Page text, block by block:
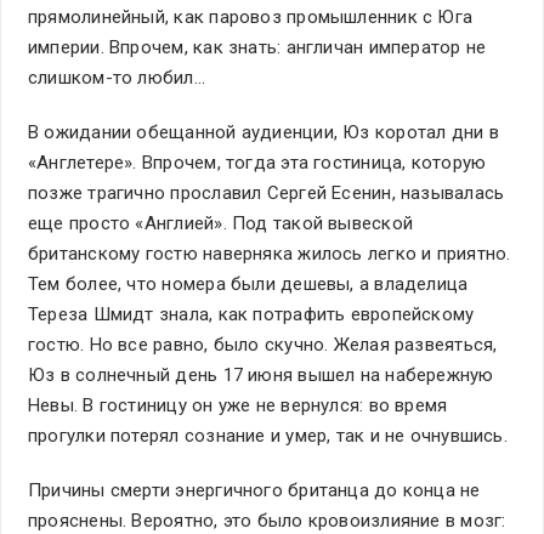
прямолинейный, как паровоз промышленник с Юга
империи. Впрочем, как знать: англичан император не
слишком-то любил…
В ожидании обещанной аудиенции, Юз коротал дни в
«Англетере». Впрочем, тогда эта гостиница, которую
позже трагично прославил Сергей Есенин, называлась
еще просто «Англией». Под такой вывеской
британскому гостю наверняка жилось легко и приятно.
Тем более, что номера были дешевы, а владелица
Тереза Шмидт знала, как потрафить европейскому
гостю. Но все равно, было скучно. Желая развеяться,
Юз в солнечный день 17 июня вышел на набережную
Невы. В гостиницу он уже не вернулся: во время
прогулки потерял сознание и умер, так и не очнувшись.
Причины смерти энергичного британца до конца не
прояснены. Вероятно, это было кровоизлияние в мозг: